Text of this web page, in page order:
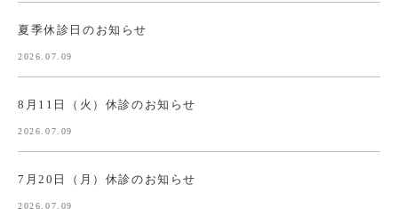
夏季休診日のお知らせ
2026.07.09
8月11日（火）休診のお知らせ
2026.07.09
7月20日（月）休診のお知らせ
2026.07.09